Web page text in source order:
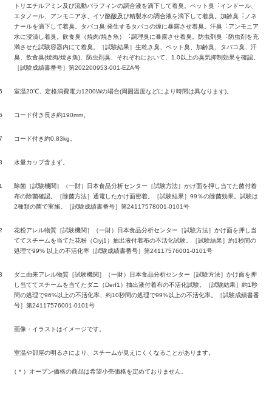
トリエチルアミン及び流動パラフィンの調合液を滴下して着臭。ペット臭︓インドール、
エタノール、アンモニア水、イソ酪酸及び精製水の調合液を滴下して着臭。加齢臭︓ノネ
ナールを滴下して着臭。タバコ臭:発生するタバコの煙に暴露させ着臭。汗臭︓アンモニア
水に浸漬し着臭。飲食臭（焼肉/焼き魚）︓調理臭に暴露させ着臭。防虫剤臭︓防虫剤を充
満させた試験容器内にて着臭。［試験結果］生乾き臭、ペット臭、加齢臭、タバコ臭、汗
臭、飲食臭(焼肉/焼き魚)、防虫剤臭、それぞれにおいて、1.0以上の臭気抑制効果を確認。
［試験成績書番号］第202200953-001-EZA号
室温20℃、定格消費電力1200Wの場合(周囲温度などにより時間は異なります)。
コード付き長さ約190mm。
コード付き約0.83kg。
水量カップ含まず。
除菌［試験機関］（一財）日本食品分析センター［試験方法］かけ面を押し当てた菌付着
布の除菌確認。［除菌方法］通電したかけ面密着。［試験結果］99％の除菌効果。試験は
2種類の菌で実施。［試験成績書番号］第24117578001-0101号
花粉アレル物質［試験機関］（一財）日本食品分析センター［試験方法］かけ面を押し当
ててスチームを当てた花粉（Cryj1）抽出液付着布の不活化試験。［試験結果］約1秒間の
処理で99% 以上の不活化率［試験成績書番号］第24117576001-0101号
ダニ由来アレル物質［試験機関］（一財）日本食品分析センター［試験方法］かけ面を押
し当ててスチームを当てたダニ（Derf1）抽出液付着布の不活化試験。［試験結果］約1秒
間の処理で96%以上の不活化率、約10秒間の処理で99%以上の不活化率。［試験成績書番
号］第24117576001-0101号
画像・イラストはイメージです。
室温や部屋の明るさにより、スチームが見えにくくなることがあります。
（＊）オープン価格の商品は希望小売価格を定めておりません。